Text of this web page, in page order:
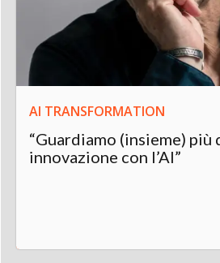
AI TRANSFORMATION
“Guardiamo (insieme) più
innovazione con l’AI”